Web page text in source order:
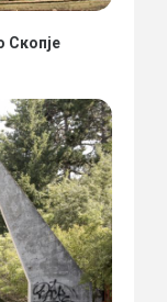
Скопје